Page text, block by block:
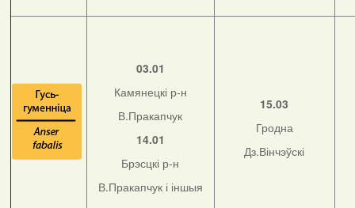
03.01
Камянецкі р-н
В.Пракапчук
14.01
Брэсцкі р-н
В.Пракапчук і іншыя
15.03
Гродна
Дз.Вінчэўскі